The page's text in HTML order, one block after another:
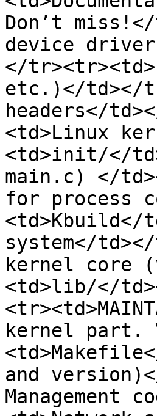
Don’t
device
</
etc.)</td></
headers</
<td>Linux
<td>init/</
main.c) </
for process
system</
kernel core
<td>lib/</
kernel part.
and
Management